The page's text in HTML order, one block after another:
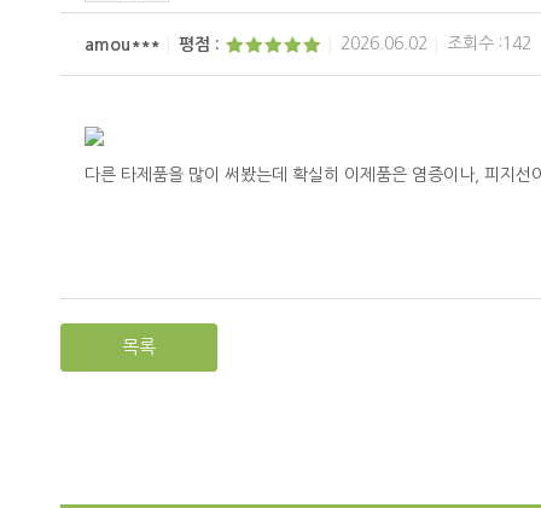
amou*** 평점 : 2026.06.02 조회수 :142
다른 타제품을 많이 써봤는데 확실히 이제품은 염증이나, 피지선
목록